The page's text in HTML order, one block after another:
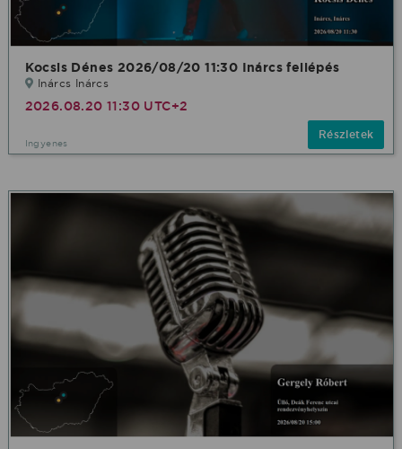
Kocsis Dénes 2026/08/20 11:30 Inárcs fellépés
Inárcs Inárcs
2026.08.20 11:30 UTC+2
Ingyenes
Részletek